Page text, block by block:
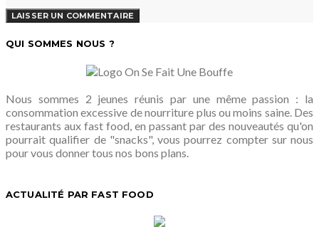
QUI SOMMES NOUS ?
Nous sommes 2 jeunes réunis par une même passion : la
consommation excessive de nourriture plus ou moins saine. Des
restaurants aux fast food, en passant par des nouveautés qu'on
pourrait qualifier de "snacks", vous pourrez compter sur nous
pour vous donner tous nos bons plans.
ACTUALITÉ PAR FAST FOOD